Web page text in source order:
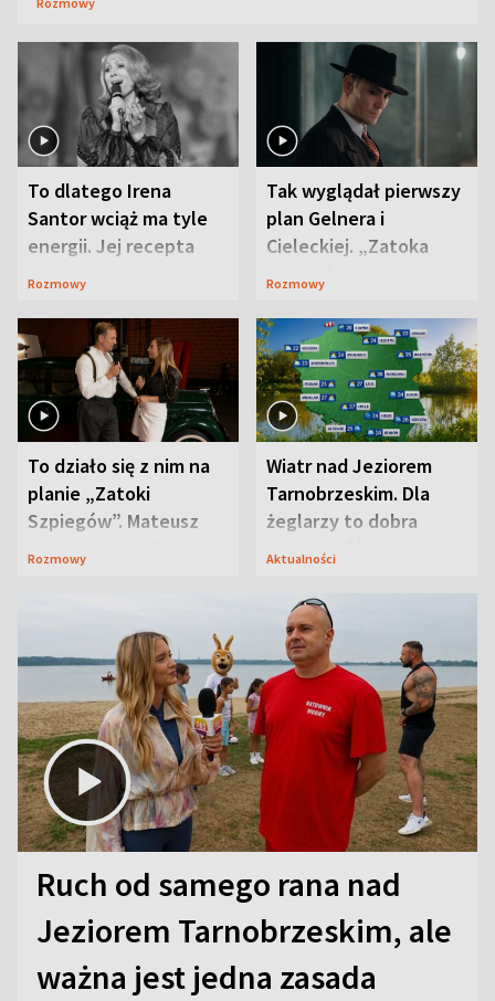
To dlatego Irena
Santor wciąż ma tyle
energii. Jej recepta
jest zaskakująco
Rozmowy
Tak wyglądał pierwszy
plan Gelnera i
Cieleckiej. „Zatoka
szpiegów” od razu ich
Rozmowy
To działo się z nim na
planie „Zatoki
Szpiegów”. Mateusz
Janicki odsłonił
Rozmowy
Wiatr nad Jeziorem
Tarnobrzeskim. Dla
żeglarzy to dobra
wiadomość
Aktualności
Ruch od samego rana nad
Jeziorem Tarnobrzeskim, ale
ważna jest jedna zasada